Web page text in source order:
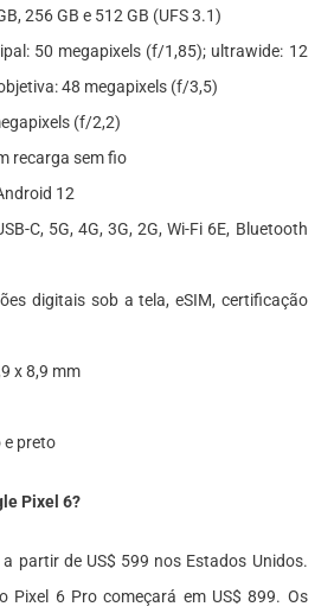
256 GB e 512 GB (UFS 3.1)
50 megapixels (f/1,85); ultrawide: 12
48 megapixels (f/3,5)
(f/2,2)
recarga sem fio
12
C, 5G, 4G, 3G, 2G, Wi-Fi 6E, Bluetooth
digitais sob a tela, eSIM, certificação
x 8,9 mm
e preto
Pixel 6?
partir de US$ 599 nos Estados Unidos.
Pixel 6 Pro começará em US$ 899. Os